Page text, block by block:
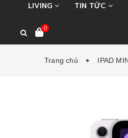
LIVING TIN TỨC
0
Trang chủ IPAD